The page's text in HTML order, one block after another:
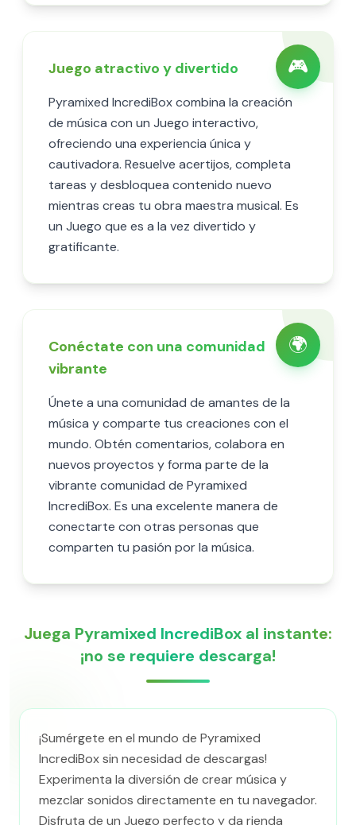
🎮
Juego atractivo y divertido
Pyramixed IncrediBox combina la creación
de música con un Juego interactivo,
ofreciendo una experiencia única y
cautivadora. Resuelve acertijos, completa
tareas y desbloquea contenido nuevo
mientras creas tu obra maestra musical. Es
un Juego que es a la vez divertido y
gratificante.
🌍
Conéctate con una comunidad
vibrante
Únete a una comunidad de amantes de la
música y comparte tus creaciones con el
mundo. Obtén comentarios, colabora en
nuevos proyectos y forma parte de la
vibrante comunidad de Pyramixed
IncrediBox. Es una excelente manera de
conectarte con otras personas que
comparten tu pasión por la música.
Juega Pyramixed IncrediBox al instante:
¡no se requiere descarga!
¡Sumérgete en el mundo de Pyramixed
IncrediBox sin necesidad de descargas!
Experimenta la diversión de crear música y
mezclar sonidos directamente en tu navegador.
Disfruta de un Juego perfecto y da rienda